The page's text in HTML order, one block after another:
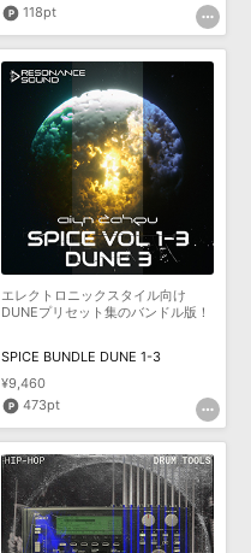
118pt
エレクトロニックスタイル向け
DUNEプリセット集のバンドル版！
SPICE BUNDLE DUNE 1-3
¥9,460
473pt